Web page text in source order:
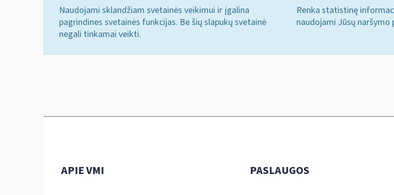
Naudojami sklandžiam svetainės veikimui ir įgalina
pagrindines svetainės funkcijas. Be šių slapukų svetainė
negali tinkamai veikti.
Renka statistinę
naudojami Jūsų
APIE VMI PASLAUGOS